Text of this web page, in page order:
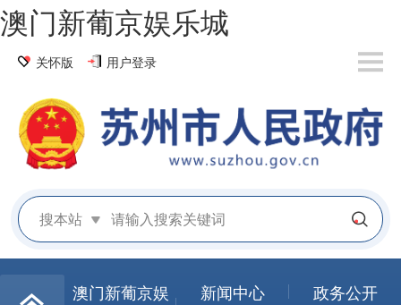
澳门新葡京娱乐城
关怀版 用户登录
搜本站
澳门新葡京娱
新闻中心
政务公开